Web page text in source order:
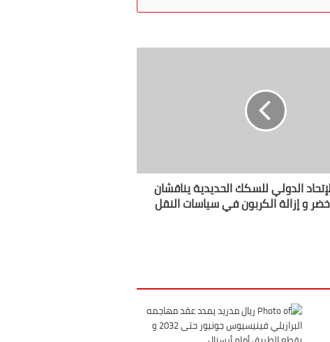
الدولي للسكك الحديدية يناقشان
و إزالة الكربون في سياسات النقل